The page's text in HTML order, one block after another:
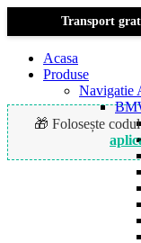
Transport
Acasa
Produse
Navigatie
🎁 Folosește codul